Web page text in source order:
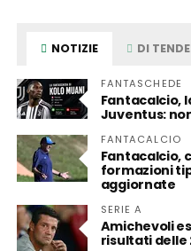
NOTIZIE DI
FANTASCHEDE
Fantacalcio,
Juventus:
FANTACALCIO
Fantacalcio,
formazioni
aggiornate
SERIE A
Amichevoli
risultati delle